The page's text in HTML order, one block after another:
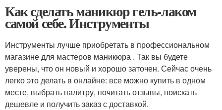
Как сделать маникюр гель-лаком
самой себе. Инструменты
Инструменты лучше приобретать в профессиональном
магазинедля мастеров маникюра . Так вы будете
уверены, что он новый и хорошо заточен. Сейчас очень
легко это делать в онлайне: все можно купить в одном
месте, выбрать палитру, почитать отзывы, поискать
дешевле и получить заказ с доставкой.